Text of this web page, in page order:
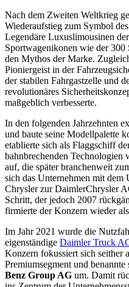
Nach dem Zweiten Weltkrieg
Wiederaufstieg zum Symbol
Legendäre Luxuslimousinen
Sportwagenikonen wie der 300
den Mythos der Marke.
Pioniergeist in der
der stabilen Fahrgastzelle und
revolutionäres
maßgeblich verbesserte.
In den folgenden Jahrzehnten
und baute seine Modellpalette
etablierte sich als Flaggschiff
bahnbrechenden
auf, die später branchenweit
sich das Unternehmen mit dem
Chrysler zur DaimlerChrysler
Schritt, der jedoch 2007
firmierte der Konzern wieder
Im Jahr 2021 wurde die
eigenständige Daimler Truck
Konzern fokussiert sich seither
Premiumsegment und
Benz Group AG um. Damit